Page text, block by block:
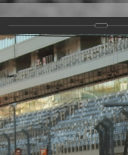
Версия для
Новости
Wheelchair Half